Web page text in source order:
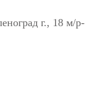
г., 18 м/р-